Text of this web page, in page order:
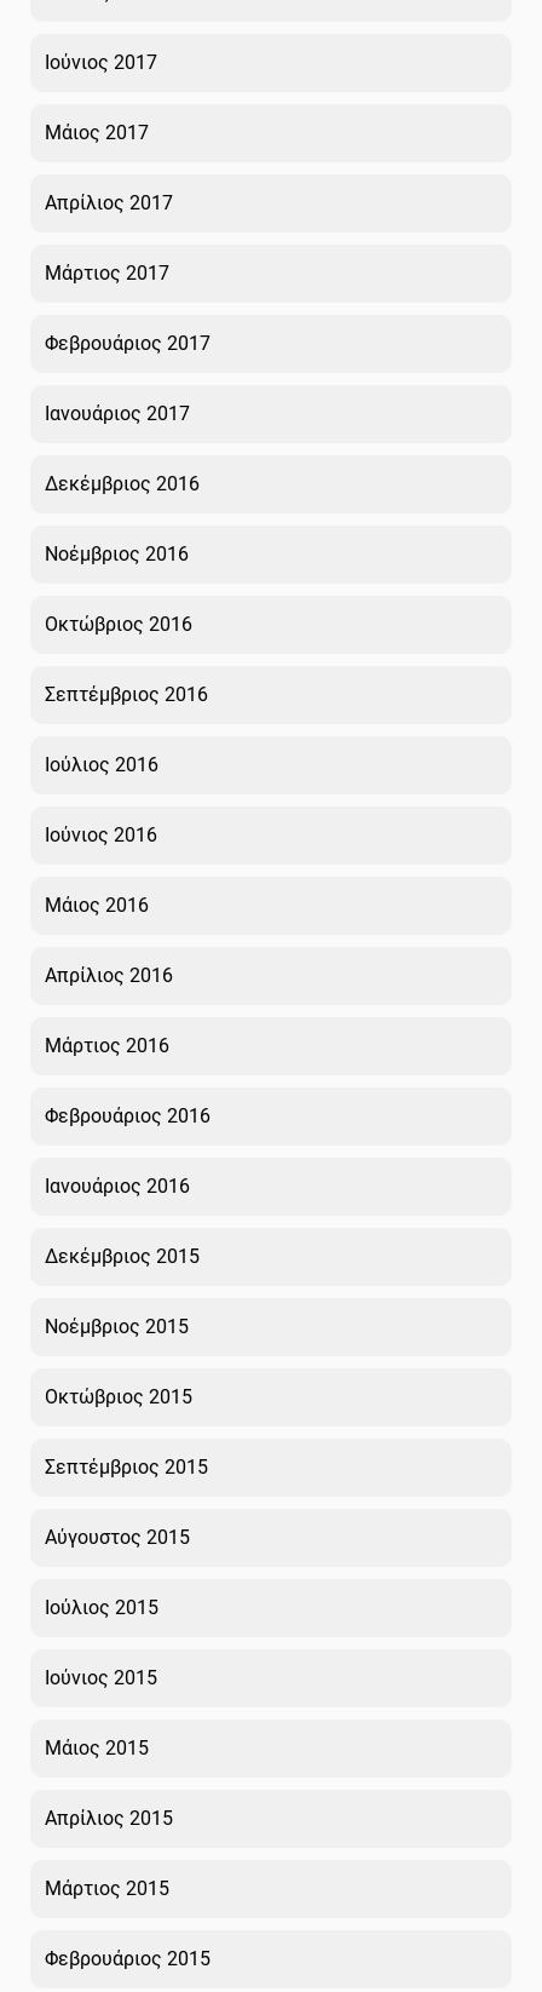
Ιούνιος 2017
Μάιος 2017
Απρίλιος 2017
Μάρτιος 2017
Φεβρουάριος 2017
Ιανουάριος 2017
Δεκέμβριος 2016
Νοέμβριος 2016
Οκτώβριος 2016
Σεπτέμβριος 2016
Ιούλιος 2016
Ιούνιος 2016
Μάιος 2016
Απρίλιος 2016
Μάρτιος 2016
Φεβρουάριος 2016
Ιανουάριος 2016
Δεκέμβριος 2015
Νοέμβριος 2015
Οκτώβριος 2015
Σεπτέμβριος 2015
Αύγουστος 2015
Ιούλιος 2015
Ιούνιος 2015
Μάιος 2015
Απρίλιος 2015
Μάρτιος 2015
Φεβρουάριος 2015